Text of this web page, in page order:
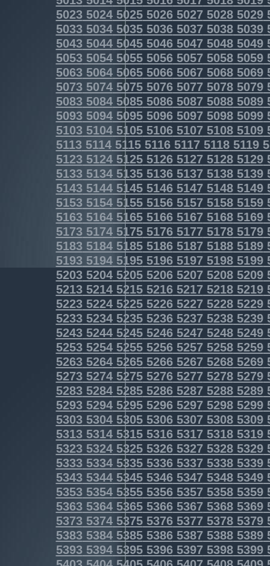
5023502450255026502750285029
5033503450355036503750385039
5043504450455046504750485049
5053505450555056505750585059
5063506450655066506750685069
5073507450755076507750785079
5083508450855086508750885089
5093509450955096509750985099
5103510451055106510751085109
5113511451155116511751185119
5123512451255126512751285129
5133513451355136513751385139
5143514451455146514751485149
5153515451555156515751585159
5163516451655166516751685169
5173517451755176517751785179
5183518451855186518751885189
5193519451955196519751985199
5203520452055206520752085209
5213521452155216521752185219
5223522452255226522752285229
5233523452355236523752385239
5243524452455246524752485249
5253525452555256525752585259
5263526452655266526752685269
5273527452755276527752785279
5283528452855286528752885289
5293529452955296529752985299
5303530453055306530753085309
5313531453155316531753185319
5323532453255326532753285329
5333533453355336533753385339
5343534453455346534753485349
5353535453555356535753585359
5363536453655366536753685369
5373537453755376537753785379
5383538453855386538753885389
5393539453955396539753985399